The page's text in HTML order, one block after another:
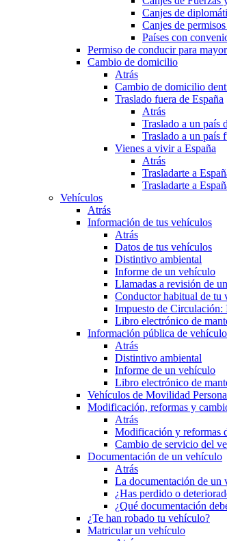
Canjes de
Canjes de
Países con
Permiso de conducir para
Cambio de domicilio
Atrás
Cambio de domicilio
Traslado fuera de España
Atrás
Traslado a un país
Traslado a un país
Vienes a vivir a España
Atrás
Trasladarte a
Trasladarte a
Vehículos
Atrás
Información de tus vehículos
Atrás
Datos de tus vehículos
Distintivo ambiental
Informe de un vehículo
Llamadas a revisión de
Conductor habitual de tu
Impuesto de
Libro electrónico de
Información pública de
Atrás
Distintivo ambiental
Informe de un vehículo
Libro electrónico de
Vehículos de Movilidad
Modificación, reformas y
Atrás
Modificación y reformas
Cambio de servicio del
Documentación de un vehículo
Atrás
La documentación de un
¿Has perdido o
¿Qué documentación
¿Te han robado tu vehículo?
Matricular un vehículo